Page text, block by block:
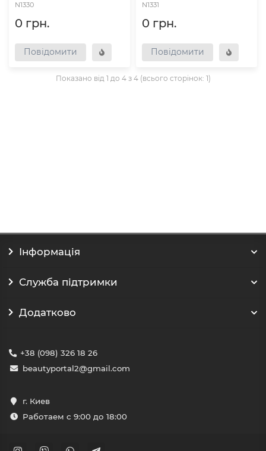
N1330
0 грн.
Повідомити
N1331
0 грн.
Повідомити
Показано від 1 до 4 з 4 (всього сторінок: 1)
Інформація
Служба підтримки
Додатково
+38 (098) 326 18 26
beautyportal2@gmail.com
г. Киев
Работаем с 9:00 до 18:00